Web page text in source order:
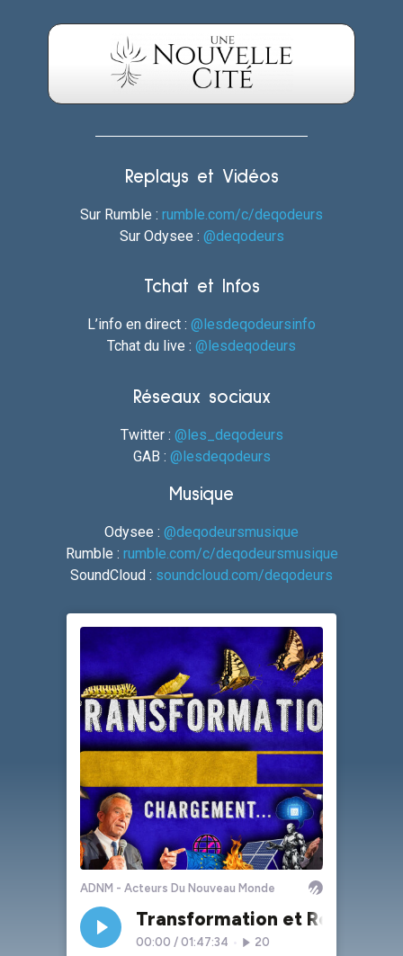
Replays et Vidéos
Sur Rumble : rumble.com/c/deqodeurs
Sur Odysee : @deqodeurs
Tchat et Infos
L’info en direct : @lesdeqodeursinfo
Tchat du live : @lesdeqodeurs
Réseaux sociaux
Twitter : @les_deqodeurs
GAB : @lesdeqodeurs
Musique
Odysee : @deqodeursmusique
Rumble : rumble.com/c/deqodeursmusique
SoundCloud : soundcloud.com/deqodeurs